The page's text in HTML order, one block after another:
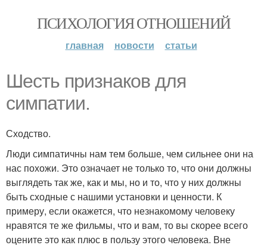
ПСИХОЛОГИЯ ОТНОШЕНИЙ
главная новости статьи
Шесть признаков для
симпатии.
Сходство.
Люди симпатичны нам тем больше, чем сильнее они на
нас похожи. Это означает не только то, что они должны
выглядеть так же, как и мы, но и то, что у них должны
быть сходные с нашими установки и ценности. К
примеру, если окажется, что незнакомому человеку
нравятся те же фильмы, что и вам, то вы скорее всего
оцените это как плюс в пользу этого человека. Вне